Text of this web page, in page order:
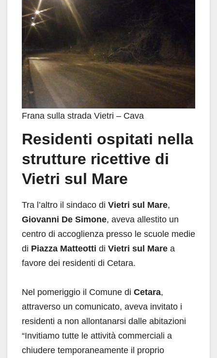
Frana sulla strada Vietri – Cava
Residenti ospitati nella
strutture ricettive di
Vietri sul Mare
Tra l’altro il sindaco di Vietri sul Mare,
Giovanni De Simone, aveva allestito un
centro di accoglienza presso le scuole medie
di Piazza Matteotti di Vietri sul Mare a
favore dei residenti di Cetara.
Nel pomeriggio il Comune di Cetara,
attraverso un comunicato, aveva invitato i
residenti a non allontanarsi dalle abitazioni
“Invitiamo tutte le attività commerciali a
chiudere temporaneamente il proprio